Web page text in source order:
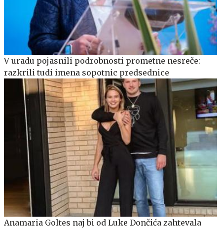
V uradu pojasnili podrobnosti prometne nesreče:
razkrili tudi imena sopotnic predsednice
Anamaria Goltes naj bi od Luke Dončića zahtevala